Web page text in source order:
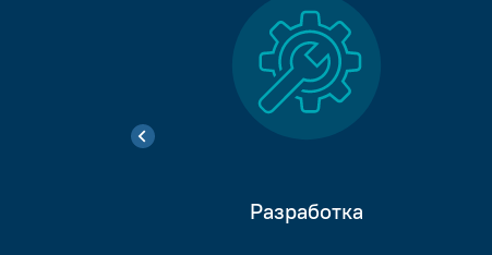
Разработка